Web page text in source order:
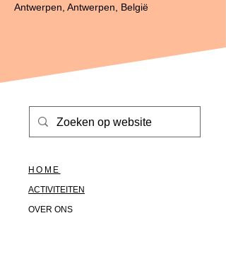
Antwerpen, Antwerpen, België
HOME
ACTIVITEITEN
OVER ONS